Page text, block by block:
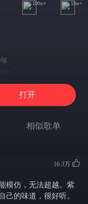
100w+ 10w+
望
上
打开
相似歌单
16.3万
模仿，无法超越。紫
己的味道，很好听。